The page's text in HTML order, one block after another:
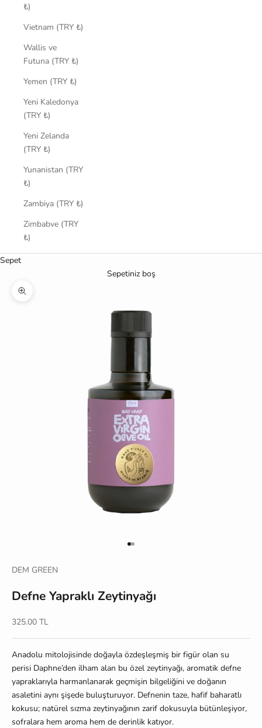
₺)
Vietnam (TRY ₺)
Wallis ve
Futuna (TRY ₺)
Yemen (TRY ₺)
Yeni Kaledonya
(TRY ₺)
Yeni Zelanda
(TRY ₺)
Yunanistan (TRY
₺)
Zambiya (TRY ₺)
Zimbabve (TRY
₺)
Sepet
Sepetiniz boş
Yakınlaştır
1 ögesine git
2 ögesine git
DEM GREEN
Defne Yapraklı Zeytinyağı
İndirimli fiyat
325.00 TL
Anadolu mitolojisinde doğayla özdeşleşmiş bir figür olan su
perisi Daphne’den ilham alan bu özel zeytinyağı, aromatik defne
yapraklarıyla harmanlanarak geçmişin bilgeliğini ve doğanın
asaletini aynı şişede buluşturuyor. Defnenin taze, hafif baharatlı
kokusu; natürel sızma zeytinyağının zarif dokusuyla bütünleşiyor,
sofralara hem aroma hem de derinlik katıyor.